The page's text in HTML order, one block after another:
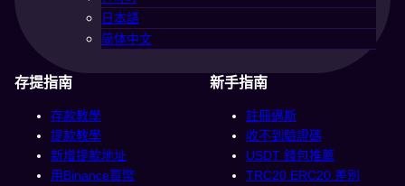
日本語
简体中文
存提指南
存款教學
提款教學
新增提款地址
用Binance買幣
新手指南
註冊邁斯
收不到驗證碼
USDT 錢包推薦
TRC20 ERC20 差別